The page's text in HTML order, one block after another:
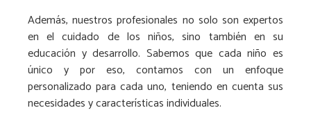
Además, nuestros profesionales no solo son expertos
en el cuidado de los niños, sino también en su
educación y desarrollo. Sabemos que cada niño es
único y por eso, contamos con un enfoque
personalizado para cada uno, teniendo en cuenta sus
necesidades y características individuales.